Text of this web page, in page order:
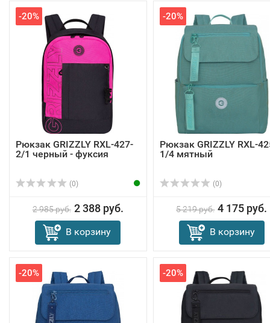
-20%
Рюкзак GRIZZLY RXL-427-
2/1 черный - фуксия
(0)
2 985 руб. 2 388 руб.
В корзину
-20%
Рюкзак GRIZZLY RXL-
1/4 мятный
(0)
5 219 руб. 4 175 руб.
В корзину
-20% -20%